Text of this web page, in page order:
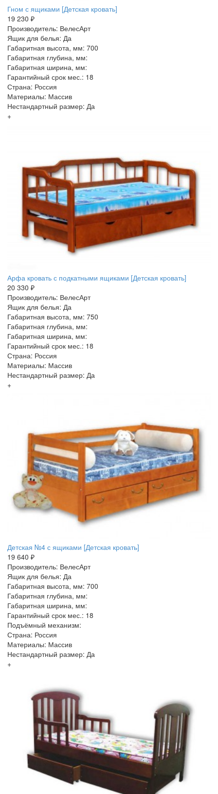
Гном с ящиками [Детская кровать]
19 230 ₽
Производитель: ВелесАрт
Ящик для белья: Да
Габаритная высота, мм: 700
Габаритная глубина, мм:
Габаритная ширина, мм:
Гарантийный срок мес.: 18
Страна: Россия
Материалы: Массив
Нестандартный размер: Да
+
Арфа кровать с подкатными ящиками [Детская кровать]
20 330 ₽
Производитель: ВелесАрт
Ящик для белья: Да
Габаритная высота, мм: 750
Габаритная глубина, мм:
Габаритная ширина, мм:
Гарантийный срок мес.: 18
Страна: Россия
Материалы: Массив
Нестандартный размер: Да
+
Детская №4 с ящиками [Детская кровать]
19 640 ₽
Производитель: ВелесАрт
Ящик для белья: Да
Габаритная высота, мм: 700
Габаритная глубина, мм:
Габаритная ширина, мм:
Гарантийный срок мес.: 18
Подъёмный механизм:
Страна: Россия
Материалы: Массив
Нестандартный размер: Да
+